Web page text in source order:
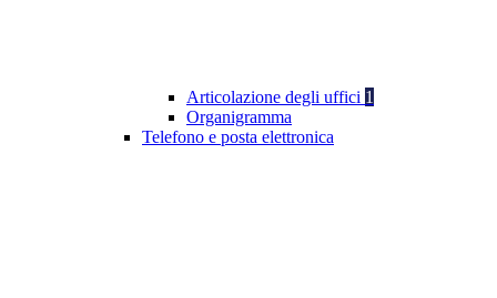
Articolazione degli uffici 1
Organigramma
Telefono e posta elettronica